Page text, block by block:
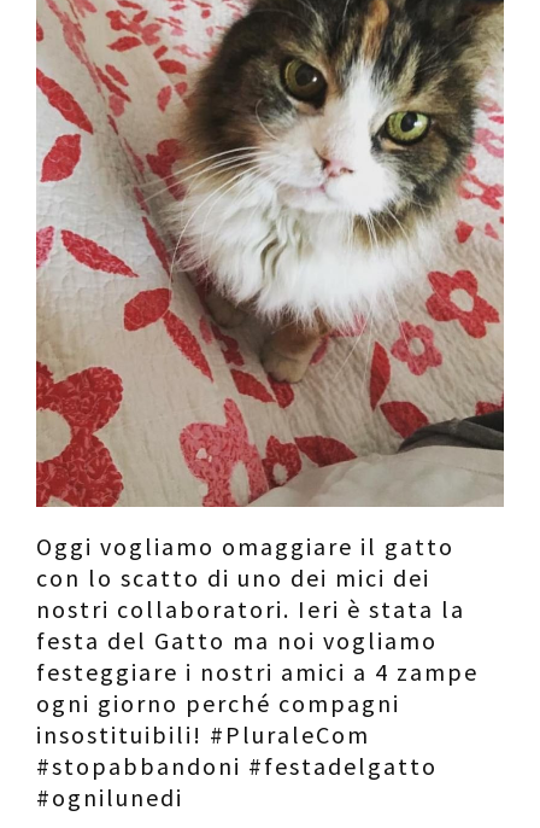
Raffaele Gerardi
Oggi vogliamo omaggiare il gatto
con lo scatto di uno dei mici dei
nostri collaboratori. Ieri è stata la
festa del Gatto ma noi vogliamo
festeggiare i nostri amici a 4 zampe
ogni giorno perché compagni
insostituibili! #PluraleCom
#stopabbandoni #festadelgatto
#ognilunedi